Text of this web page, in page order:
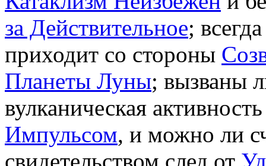
за Действительное;
приходит со стороны
Планеты Луны; вызваны
вулканическая
Импульсом, и можно ли
свидетельством след от